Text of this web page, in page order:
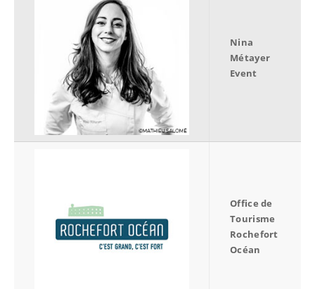
Nina
Métayer
Event
Office de
Tourisme
Rochefort
Océan